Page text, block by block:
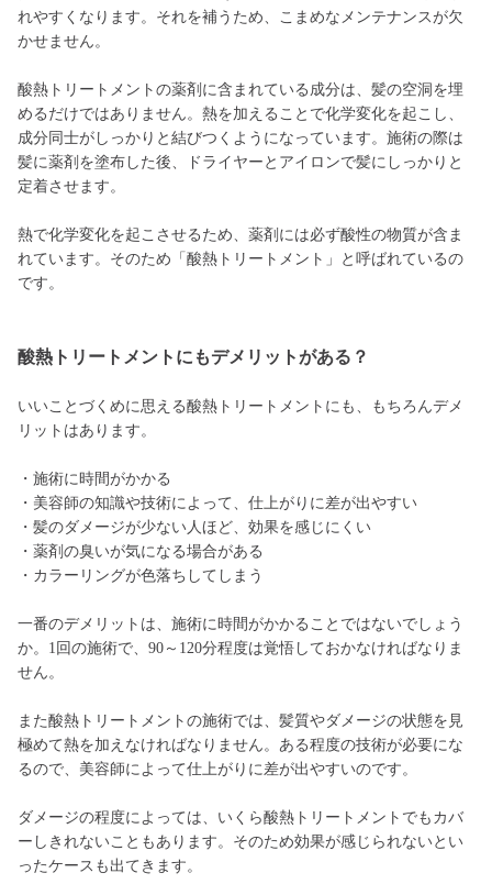
れやすくなります。それを補うため、こまめなメンテナンスが欠
かせません。
酸熱トリートメントの薬剤に含まれている成分は、髪の空洞を埋
めるだけではありません。熱を加えることで化学変化を起こし、
成分同士がしっかりと結びつくようになっています。施術の際は
髪に薬剤を塗布した後、ドライヤーとアイロンで髪にしっかりと
定着させます。
熱で化学変化を起こさせるため、薬剤には必ず酸性の物質が含ま
れています。そのため「酸熱トリートメント」と呼ばれているの
です。
酸熱トリートメントにもデメリットがある？
いいことづくめに思える酸熱トリートメントにも、もちろんデメ
リットはあります。
・施術に時間がかかる
・美容師の知識や技術によって、仕上がりに差が出やすい
・髪のダメージが少ない人ほど、効果を感じにくい
・薬剤の臭いが気になる場合がある
・カラーリングが色落ちしてしまう
一番のデメリットは、施術に時間がかかることではないでしょう
か。1回の施術で、90～120分程度は覚悟しておかなければなりま
せん。
また酸熱トリートメントの施術では、髪質やダメージの状態を見
極めて熱を加えなければなりません。ある程度の技術が必要にな
るので、美容師によって仕上がりに差が出やすいのです。
ダメージの程度によっては、いくら酸熱トリートメントでもカバ
ーしきれないこともあります。そのため効果が感じられないとい
ったケースも出てきます。